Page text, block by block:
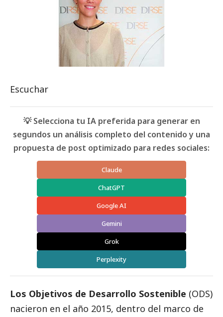
Escuchar
💡 Selecciona tu IA preferida para generar en
segundos un análisis completo del contenido y una
propuesta de post optimizado para redes sociales:
Claude
ChatGPT
Google AI
Gemini
Grok
Perplexity
Los Objetivos de Desarrollo Sostenible (ODS)
nacieron en el año 2015, dentro del marco de